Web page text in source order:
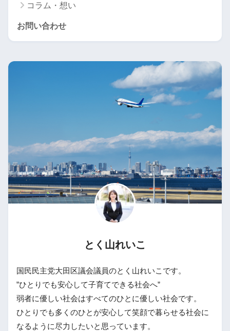
コラム・想い
お問い合わせ
とく山れいこ
国民民主党大田区議会議員のとく山れいこです。
”ひとりでも安心して子育てできる社会へ”
弱者に優しい社会はすべてのひとに優しい社会です。
ひとりでも多くのひとが安心して笑顔で暮らせる社会に
なるように尽力したいと思っています。